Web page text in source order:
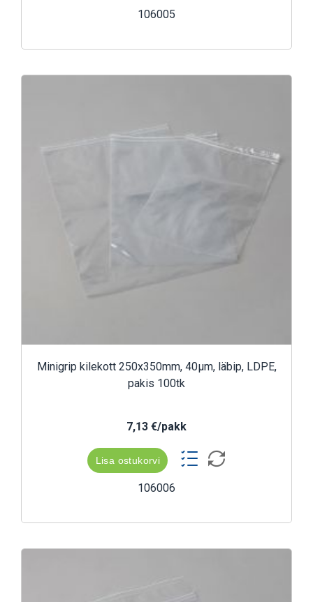
106005
Minigrip kilekott 250x350mm, 40µm, läbip, LDPE,
pakis 100tk
7,13 €/pakk
Lisa ostukorvi
106006